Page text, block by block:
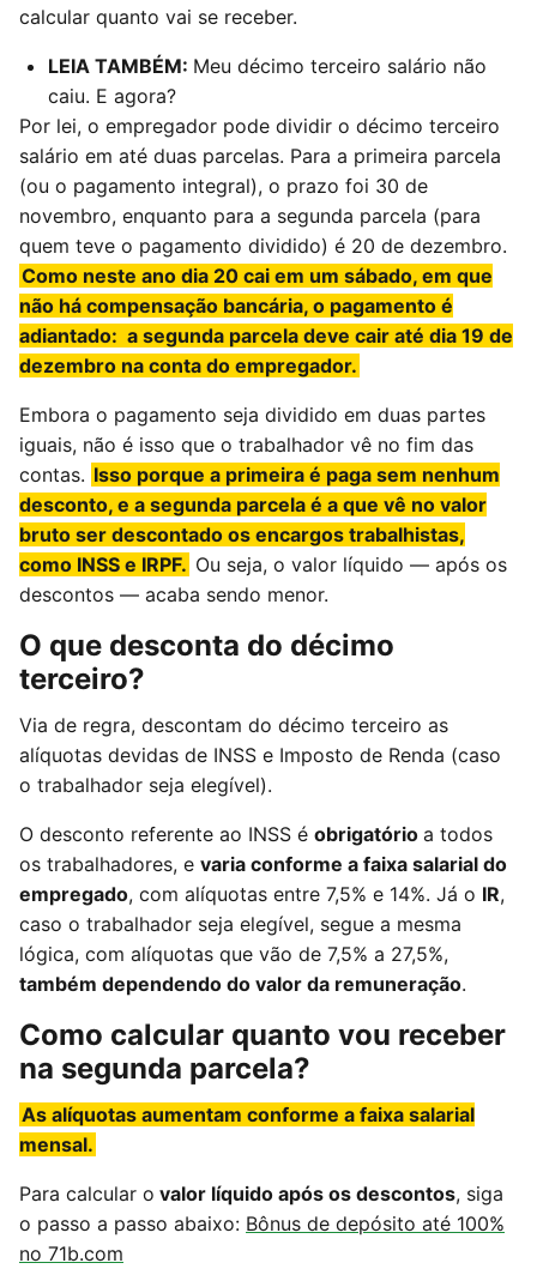
calcular quanto vai se receber.
LEIA TAMBÉM: Meu décimo terceiro salário não
caiu. E agora?
Por lei, o empregador pode dividir o décimo terceiro
salário em até duas parcelas. Para a primeira parcela
(ou o pagamento integral), o prazo foi 30 de
novembro, enquanto para a segunda parcela (para
quem teve o pagamento dividido) é 20 de dezembro.
Como neste ano dia 20 cai em um sábado, em que
não há compensação bancária, o pagamento é
adiantado: a segunda parcela deve cair até dia 19 de
dezembro na conta do empregador.
Embora o pagamento seja dividido em duas partes
iguais, não é isso que o trabalhador vê no fim das
contas. Isso porque a primeira é paga sem nenhum
desconto, e a segunda parcela é a que vê no valor
bruto ser descontado os encargos trabalhistas,
como INSS e IRPF. Ou seja, o valor líquido — após os
descontos — acaba sendo menor.
O que desconta do décimo
terceiro?
Via de regra, descontam do décimo terceiro as
alíquotas devidas de INSS e Imposto de Renda (caso
o trabalhador seja elegível).
O desconto referente ao INSS é obrigatório a todos
os trabalhadores, e varia conforme a faixa salarial do
empregado, com alíquotas entre 7,5% e 14%. Já o IR,
caso o trabalhador seja elegível, segue a mesma
lógica, com alíquotas que vão de 7,5% a 27,5%,
também dependendo do valor da remuneração.
Como calcular quanto vou receber
na segunda parcela?
As alíquotas aumentam conforme a faixa salarial
mensal.
Para calcular o valor líquido após os descontos, siga
o passo a passo abaixo: Bônus de depósito até 100%
no 71b.com